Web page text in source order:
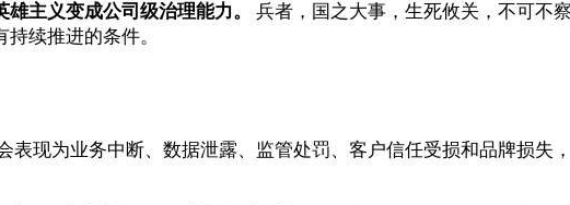
主义变成公司级治理能力。
兵者，国之大事，生死攸关，不可不
续推进的条件。
表现为业务中断、数据泄露、监管处罚、客户信任受损和品牌损失